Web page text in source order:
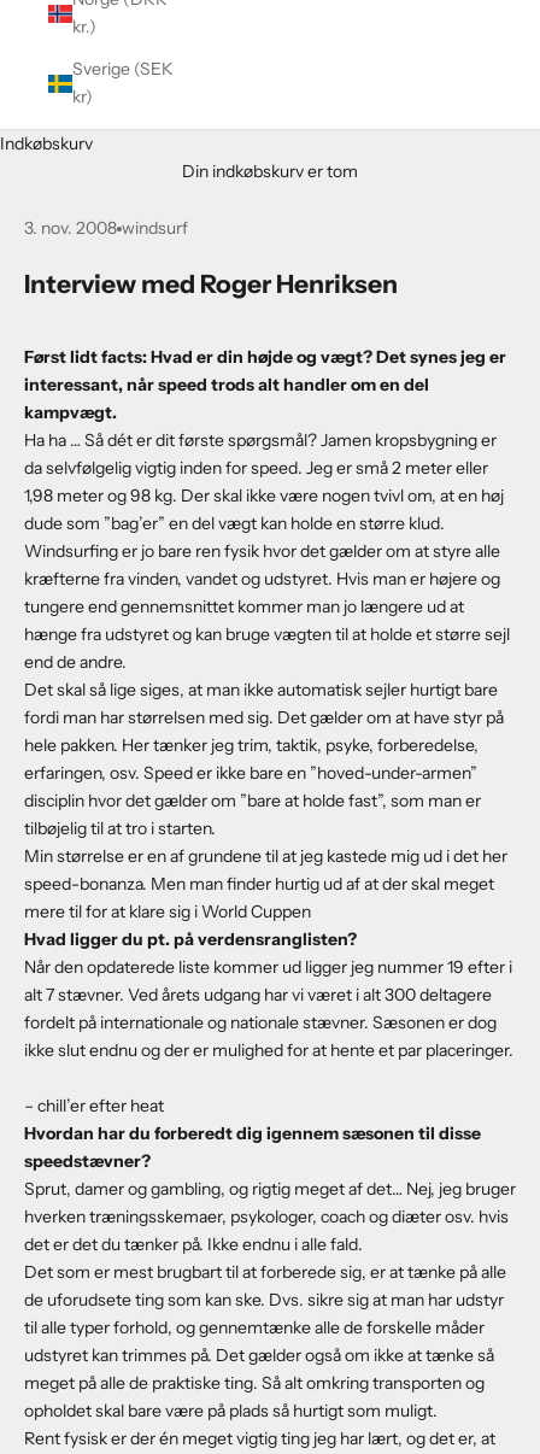
kr.)
Sverige (SEK
kr)
Indkøbskurv
Din indkøbskurv er tom
3. nov. 2008 windsurf
Interview med Roger Henriksen
Først lidt facts: Hvad er din højde og vægt? Det synes jeg er
interessant, når speed trods alt handler om en del
kampvægt.
Ha ha … Så dét er dit første spørgsmål? Jamen kropsbygning er
da selvfølgelig vigtig inden for speed. Jeg er små 2 meter eller
1,98 meter og 98 kg. Der skal ikke være nogen tvivl om, at en høj
dude som ”bag’er” en del vægt kan holde en større klud.
Windsurfing er jo bare ren fysik hvor det gælder om at styre alle
kræfterne fra vinden, vandet og udstyret. Hvis man er højere og
tungere end gennemsnittet kommer man jo længere ud at
hænge fra udstyret og kan bruge vægten til at holde et større sejl
end de andre.
Det skal så lige siges, at man ikke automatisk sejler hurtigt bare
fordi man har størrelsen med sig. Det gælder om at have styr på
hele pakken. Her tænker jeg trim, taktik, psyke, forberedelse,
erfaringen, osv. Speed er ikke bare en ”hoved-under-armen”
disciplin hvor det gælder om ”bare at holde fast”, som man er
tilbøjelig til at tro i starten.
Min størrelse er en af grundene til at jeg kastede mig ud i det her
speed-bonanza. Men man finder hurtig ud af at der skal meget
mere til for at klare sig i World Cuppen
Hvad ligger du pt. på verdensranglisten?
Når den opdaterede liste kommer ud ligger jeg nummer 19 efter i
alt 7 stævner. Ved årets udgang har vi været i alt 300 deltagere
fordelt på internationale og nationale stævner. Sæsonen er dog
ikke slut endnu og der er mulighed for at hente et par placeringer.
– chill’er efter heat
Hvordan har du forberedt dig igennem sæsonen til disse
speedstævner?
Sprut, damer og gambling, og rigtig meget af det… Nej, jeg bruger
hverken træningsskemaer, psykologer, coach og diæter osv. hvis
det er det du tænker på. Ikke endnu i alle fald.
Det som er mest brugbart til at forberede sig, er at tænke på alle
de uforudsete ting som kan ske. Dvs. sikre sig at man har udstyr
til alle typer forhold, og gennemtænke alle de forskelle måder
udstyret kan trimmes på. Det gælder også om ikke at tænke så
meget på alle de praktiske ting. Så alt omkring transporten og
opholdet skal bare være på plads så hurtigt som muligt.
Rent fysisk er der én meget vigtig ting jeg har lært, og det er, at